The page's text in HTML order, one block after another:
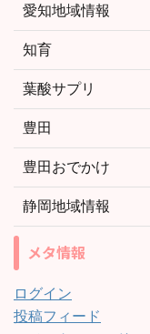
愛知地域情報
知育
葉酸サプリ
豊田
豊田おでかけ
静岡地域情報
メタ情報
ログイン
投稿フィード